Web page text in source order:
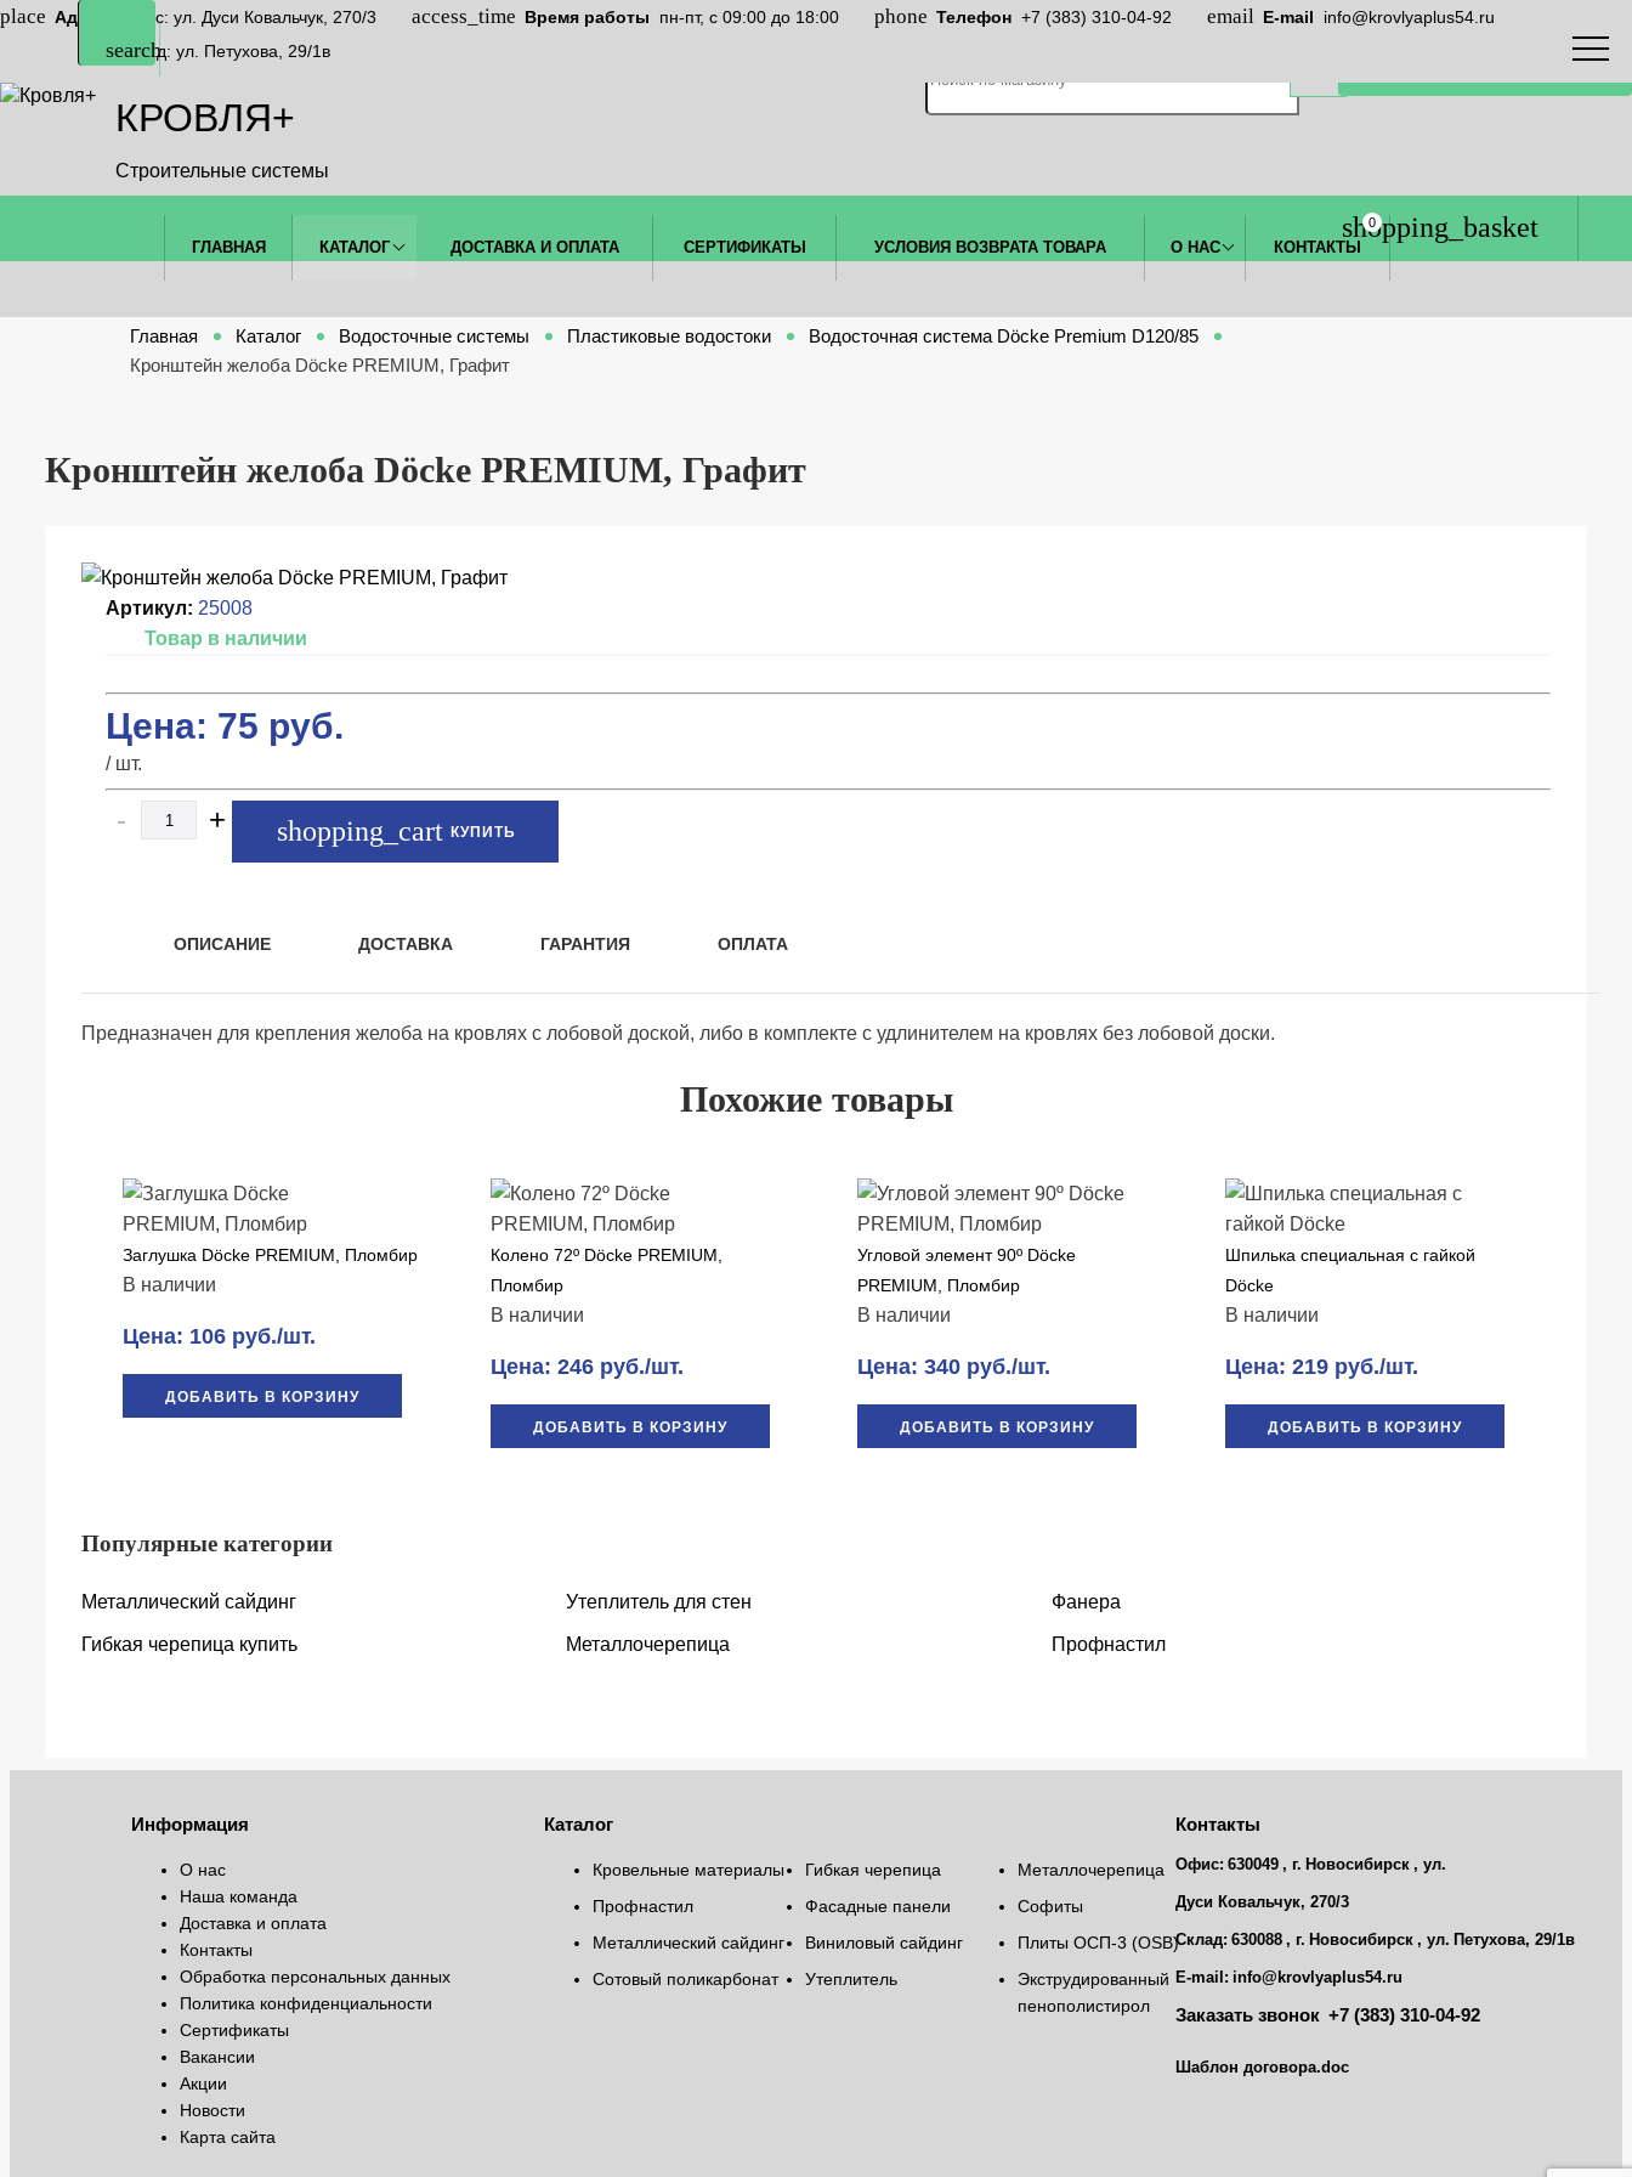
Адрес
Офис: ул. Дуси Ковальчук, 270/3
Склад: ул. Петухова, 29/1в
Время работы пн-пт, c 09:00 до 18:00 Телефон +7 (383) 310-04-92 E-mail info@krovlyaplus54.ru
КРОВЛЯ+
Строительные системы
ГЛАВНАЯ КАТАЛОГ ДОСТАВКА И ОПЛАТА СЕРТИФИКАТЫ УСЛОВИЯ ВОЗВРАТА ТОВАРА О НАС КОНТАКТЫ
0
Главная Каталог Водосточные системы Пластиковые водостоки
Водосточная система Döcke Premium D120/85
Кронштейн желоба Döcke PREMIUM, Графит
Кронштейн желоба Döcke PREMIUM, Графит
Артикул: 25008
Товар в наличии
Цена: 75 руб.
/ шт.
- + КУПИТЬ
ОПИСАНИЕ ДОСТАВКА ГАРАНТИЯ ОПЛАТА
Предназначен для крепления желоба на кровлях с лобовой доской, либо в комплекте с удлинителем на кровлях без лобовой доски.
Похожие товары
Заглушка Döcke PREMIUM, Пломбир
В наличии
Цена: 106 руб./шт.
ДОБАВИТЬ В КОРЗИНУ
Колено 72º Döcke PREMIUM,
Пломбир
В наличии
Цена: 246 руб./шт.
ДОБАВИТЬ В КОРЗИНУ
Угловой элемент 90º Döcke
PREMIUM, Пломбир
В наличии
Цена: 340 руб./шт.
ДОБАВИТЬ В КОРЗИНУ
Шпилька специальная с гайкой
Döcke
В наличии
Цена: 219 руб./шт.
ДОБАВИТЬ В КОРЗИНУ
Популярные категории
Металлический сайдинг Утеплитель для стен Фанера
Гибкая черепица купить Металлочерепица Профнастил
Информация
О нас
Наша команда
Доставка и оплата
Контакты
Обработка персональных данных
Политика конфиденциальности
Сертификаты
Вакансии
Акции
Новости
Карта сайта
Каталог
Кровельные материалы Гибкая черепица
Металлочерепица
Профнастил
Фасадные панели
Софиты
Металлический сайдинг
Виниловый сайдинг
Плиты ОСП-3 (OSB)
Сотовый поликарбонат
Утеплитель
Экструдированный
пенополистирол
Контакты
Офис: 630049 , г. Новосибирск , ул.
Дуси Ковальчук, 270/3
Склад: 630088 , г. Новосибирск , ул. Петухова, 29/1в
E-mail: info@krovlyaplus54.ru
Заказать звонок +7 (383) 310-04-92
Шаблон договора.doc